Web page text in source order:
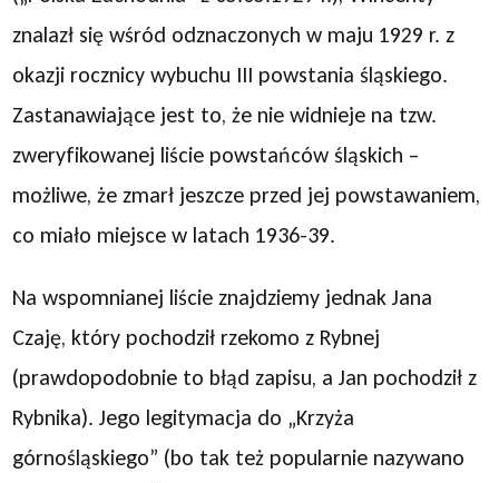
znalazł się wśród odznaczonych w maju 1929 r. z
okazji rocznicy wybuchu III powstania śląskiego.
Zastanawiające jest to, że nie widnieje na tzw.
zweryfikowanej liście powstańców śląskich –
możliwe, że zmarł jeszcze przed jej powstawaniem,
co miało miejsce w latach 1936-39.
Na wspomnianej liście znajdziemy jednak Jana
Czaję, który pochodził rzekomo z Rybnej
(prawdopodobnie to błąd zapisu, a Jan pochodził z
Rybnika). Jego legitymacja do „Krzyża
górnośląskiego” (bo tak też popularnie nazywano